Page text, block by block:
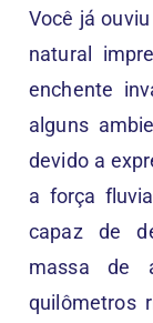
Você já
natural
enchente
alguns
devido a
a força
capaz de
massa de
quilômetros